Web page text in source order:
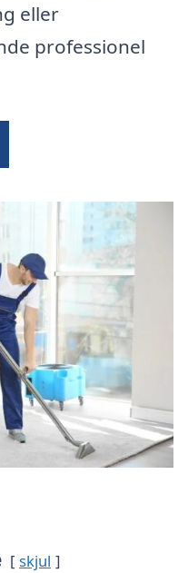
eller
professionel
skjul